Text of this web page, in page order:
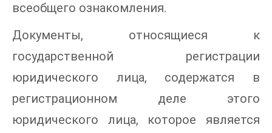
всеобщего ознакомления.
Документы, относящиеся к
государственной регистрации
юридического лица, содержатся в
регистрационном деле этого
юридического лица, которое является